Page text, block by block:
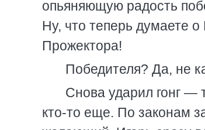
опьяняющую радость
Ну, что теперь думаете
Прожектора!
Победителя? Да, не
Снова ударил гонг —
кто-то еще. По законам